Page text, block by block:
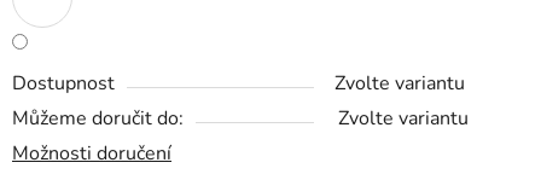
Dostupnost
Zvolte variantu
Můžeme doručit do:
Zvolte variantu
Možnosti doručení